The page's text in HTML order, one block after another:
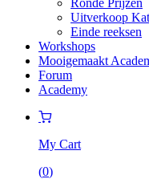
Uitverkoop
Einde reeksen
Workshops
Mooigemaakt
Forum
Academy
My Cart
(0)